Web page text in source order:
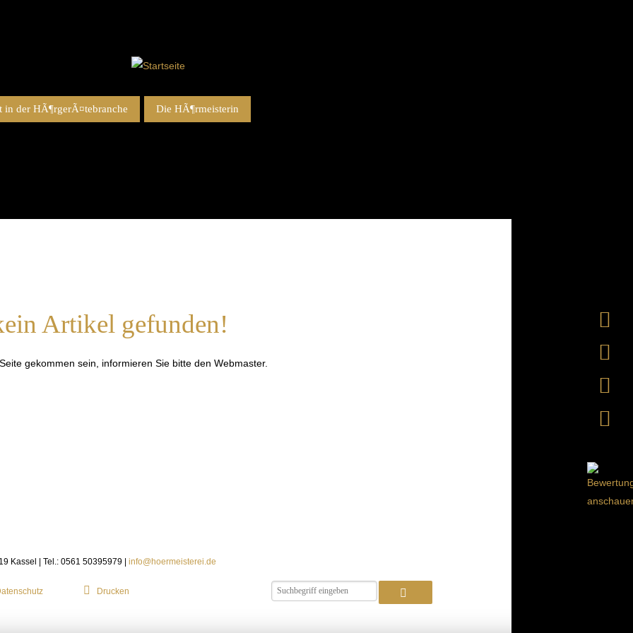
in der HÃ¶rgerÃ¤tebranche Die HÃ¶rmeisterin
Artikel gefunden!
gekommen sein, informieren Sie bitte den Webmaster.
Kassel | Tel.: 0561 50395979 | info@hoermeisterei.de
Drucken